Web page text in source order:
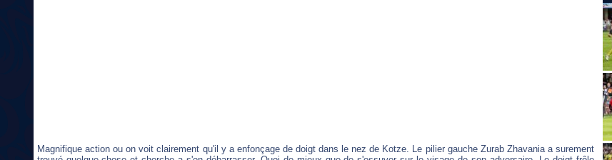
Magnifique action ou on voit clairement qu'il y a enfonçage de doigt dans le nez de Kotze. Le pilier gauche Zurab Zhavania a surement